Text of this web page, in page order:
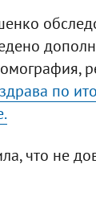
по
что не